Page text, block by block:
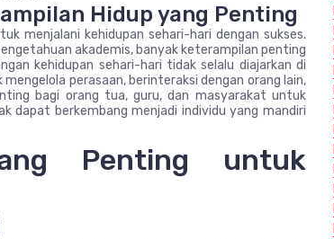
Hidup yang Penting
menjalani kehidupan sehari-hari dengan sukses.
akademis, banyak keterampilan penting
kehidupan sehari-hari tidak selalu diajarkan di
perasaan, berinteraksi dengan orang lain,
bagi orang tua, guru, dan masyarakat untuk
dapat berkembang menjadi individu yang mandiri
Penting untuk